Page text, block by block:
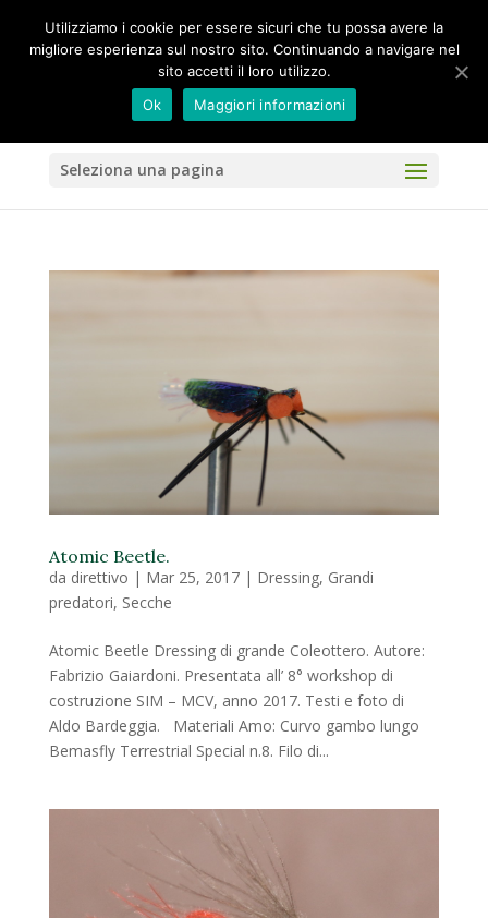
Seleziona una pagina
Atomic Beetle.
da direttivo | Mar 25, 2017| Dressing, Grandi
predatori, Secche
Atomic Beetle Dressing di grande Coleottero. Autore:
Fabrizio Gaiardoni. Presentata all’ 8° workshop di
costruzione SIM – MCV, anno 2017. Testi e foto di
Aldo Bardeggia. Materiali Amo: Curvo gambo lungo
Bemasfly Terrestrial Special n.8. Filo di...
Utilizziamo i cookie per essere sicuri che tu possa avere la
migliore esperienza sul nostro sito. Continuando a navigare nel
sito accetti il loro utilizzo.
Ok
Maggiori informazioni